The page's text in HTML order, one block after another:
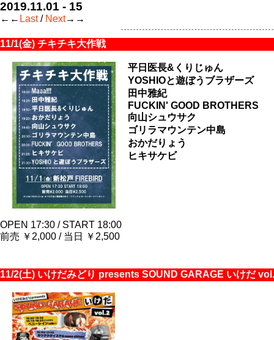
2019.11.01 - 15
←← Last/ Next→→
11/1(金) チキチキ大作戦
平日医長&くりじゅん
YOSHIOと遊ぼうブラザーズ
田中雅紀
FUCKIN' GOOD BROTHERS
向山シュウサク
ゴリラマウンテン中島
おかだりょう
ヒキサケビ
OPEN 17:30 / START 18:00
前売 ￥2,000 / 当日 ￥2,500
11/2(土) いけだみどり presents SOUND GARAGE いけだ